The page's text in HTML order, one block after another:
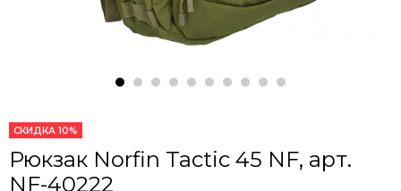
СКИДКА 10%
Рюкзак Norfin Tactic 45 NF, арт.
NF-40222